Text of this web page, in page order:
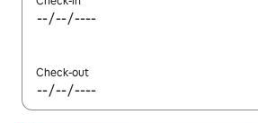
Check-out